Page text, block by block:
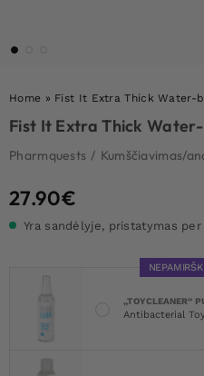
Home » Fist It Extra Thick Water-
Fist It Extra Thick
Pharmquests / Kumščiavimas/
27.90€
Yra sandėlyje, pristatymas
„TOYCLEANER“
Antibacterial